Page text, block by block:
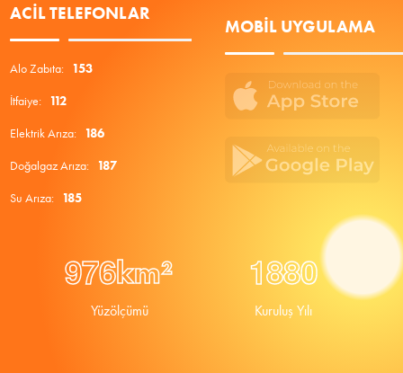
ACIL TELEFONLAR
Alo Zabıta: 153
İtfaiye: 112
Elektrik Arıza: 186
Doğalgaz Arıza: 187
Su Arıza: 185
MOBIL UYGULAMA
976km²
Yüzölçümü
1880
Kuruluş Yılı